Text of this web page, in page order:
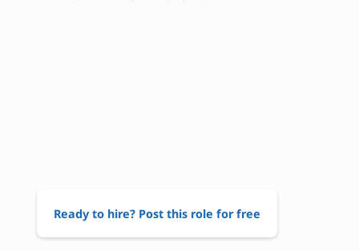
Ready to hire? Post this role for free